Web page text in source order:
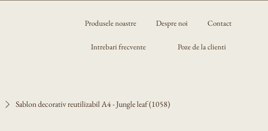
Produsele noastre Despre noi Contact
Intrebari frecvente Poze de la clienti
Sablon decorativ reutilizabil A4 - Jungle leaf (1058)